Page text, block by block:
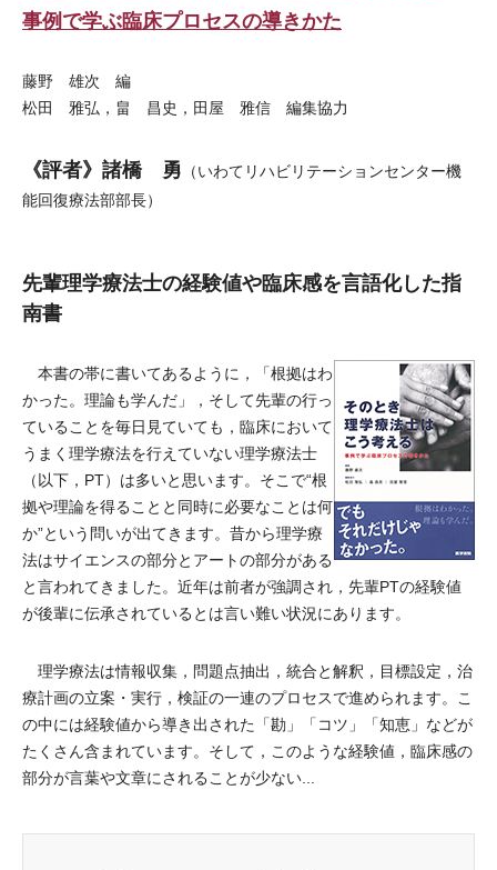
事例で学ぶ臨床プロセスの導きかた
藤野 雄次 編
松田 雅弘，畠 昌史，田屋 雅信 編集協力
《評者》諸橋 勇 （いわてリハビリテーションセンター機
能回復療法部部長）
先輩理学療法士の経験値や臨床感を言語化した指
南書
本書の帯に書いてあるように，「根拠はわ
かった。理論も学んだ」，そして先輩の行っ
ていることを毎日見ていても，臨床において
うまく理学療法を行えていない理学療法士
（以下，PT）は多いと思います。そこで“根
拠や理論を得ることと同時に必要なことは何
か”という問いが出てきます。昔から理学療
法はサイエンスの部分とアートの部分がある
と言われてきました。近年は前者が強調され，先輩PTの経験値
が後輩に伝承されているとは言い難い状況にあります。
理学療法は情報収集，問題点抽出，統合と解釈，目標設定，治
療計画の立案・実行，検証の一連のプロセスで進められます。こ
の中には経験値から導き出された「勘」「コツ」「知恵」などが
たくさん含まれています。そして，このような経験値，臨床感の
部分が言葉や文章にされることが少ない...